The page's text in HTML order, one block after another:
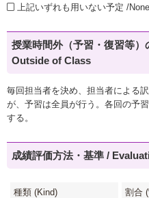
上記いずれも用いない予定 /
授業時間外（予習・復習等
Outside of Class
毎回担当者を決め、担当者による
が、予習は全員が行う。各回の予
する。
成績評価方法・基準 /
種類 (Kind) 割合